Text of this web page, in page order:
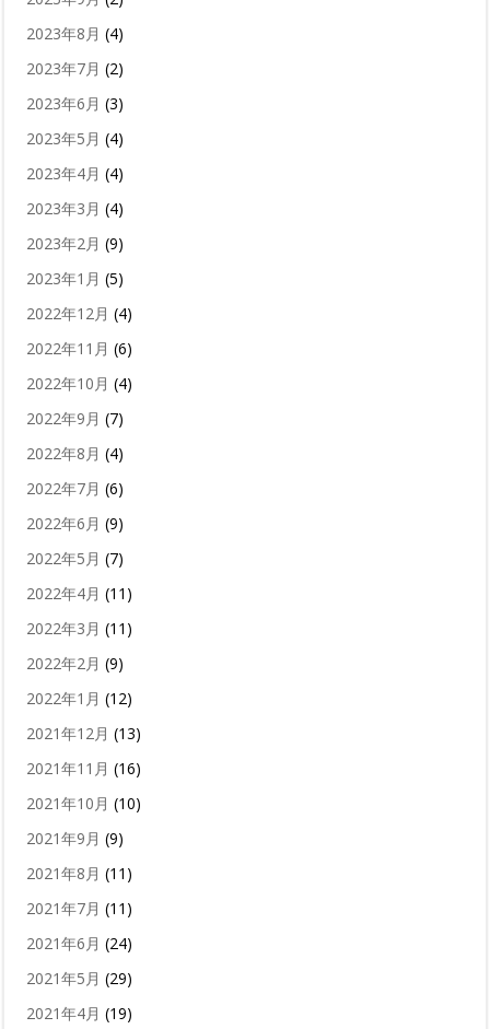
2023年8月 (4)
2023年7月 (2)
2023年6月 (3)
2023年5月 (4)
2023年4月 (4)
2023年3月 (4)
2023年2月 (9)
2023年1月 (5)
2022年12月 (4)
2022年11月 (6)
2022年10月 (4)
2022年9月 (7)
2022年8月 (4)
2022年7月 (6)
2022年6月 (9)
2022年5月 (7)
2022年4月 (11)
2022年3月 (11)
2022年2月 (9)
2022年1月 (12)
2021年12月 (13)
2021年11月 (16)
2021年10月 (10)
2021年9月 (9)
2021年8月 (11)
2021年7月 (11)
2021年6月 (24)
2021年5月 (29)
2021年4月 (19)